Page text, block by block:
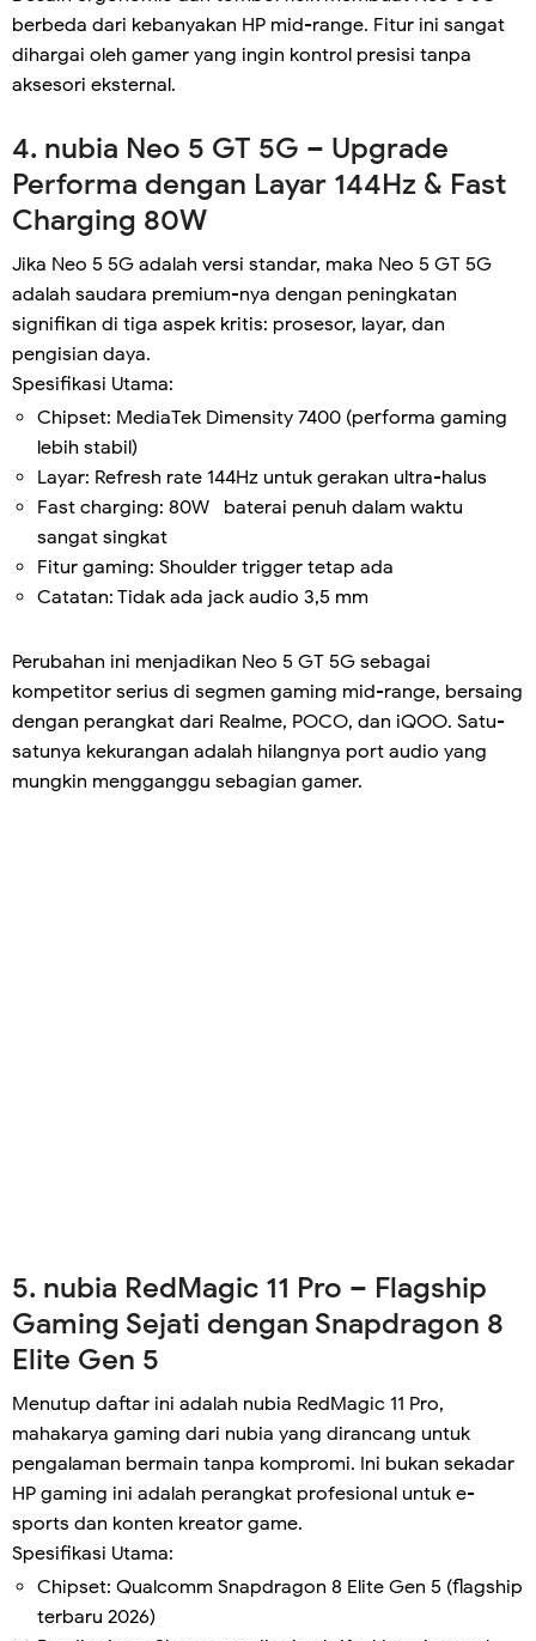
berbeda dari kebanyakan HP mid-range. Fitur ini sangat
dihargai oleh gamer yang ingin kontrol presisi tanpa
aksesori eksternal.
4. nubia Neo 5 GT 5G – Upgrade
Performa dengan Layar 144Hz & Fast
Charging 80W
Jika Neo 5 5G adalah versi standar, maka Neo 5 GT 5G
adalah saudara premium-nya dengan peningkatan
signifikan di tiga aspek kritis: prosesor, layar, dan
pengisian daya.
Spesifikasi Utama:
Chipset: MediaTek Dimensity 7400 (performa gaming
lebih stabil)
Layar: Refresh rate 144Hz untuk gerakan ultra-halus
Fast charging: 80W baterai penuh dalam waktu
sangat singkat
Fitur gaming: Shoulder trigger tetap ada
Catatan: Tidak ada jack audio 3,5 mm
Perubahan ini menjadikan Neo 5 GT 5G sebagai
kompetitor serius di segmen gaming mid-range, bersaing
dengan perangkat dari Realme, POCO, dan iQOO. Satu-
satunya kekurangan adalah hilangnya port audio yang
mungkin mengganggu sebagian gamer.
5. nubia RedMagic 11 Pro – Flagship
Gaming Sejati dengan Snapdragon 8
Elite Gen 5
Menutup daftar ini adalah nubia RedMagic 11 Pro,
mahakarya gaming dari nubia yang dirancang untuk
pengalaman bermain tanpa kompromi. Ini bukan sekadar
HP gaming ini adalah perangkat profesional untuk e-
sports dan konten kreator game.
Spesifikasi Utama:
Chipset: Qualcomm Snapdragon 8 Elite Gen 5 (flagship
terbaru 2026)